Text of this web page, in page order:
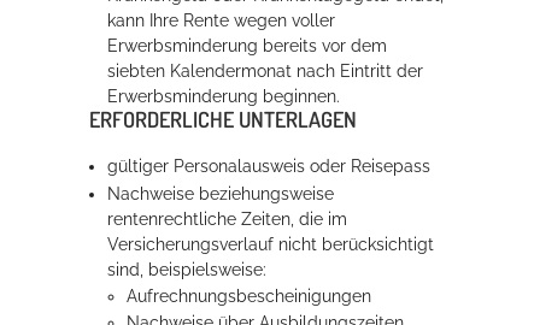
kann Ihre Rente wegen voller
Erwerbsminderung bereits vor dem
siebten Kalendermonat nach Eintritt der
Erwerbsminderung beginnen.
ERFORDERLICHE UNTERLAGEN
gültiger Personalausweis oder Reisepass
Nachweise beziehungsweise
rentenrechtliche Zeiten, die im
Versicherungsverlauf nicht berücksichtigt
sind, beispielsweise:
Aufrechnungsbescheinigungen